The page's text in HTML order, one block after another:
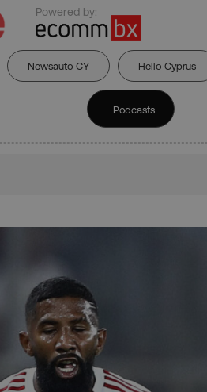
Powered by:
Newsauto CY Hello Cyprus
Podcasts